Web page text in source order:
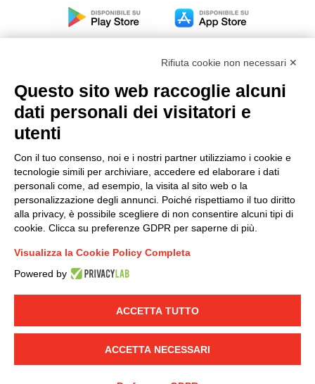
Connettiti con noi
FACEBOOK
/ LINKEDIN
TWITTER
© 2019 - DKC EuropePrivacy-Cookies-Modifica preferenze
Cookie - Yourbiz
Modello organizzativo, gestione e controllo – D. lgs.
Condizioni generali di vendita DKC Europe
Condizioni generali di vendita DKC Power Solutions
Condizioni generali di acquisto
Codice etico
Rifiuta cookie non necessari ✕
Questo sito web raccoglie alcuni
dati personali dei visitatori e
utenti
Con il tuo consenso, noi e i nostri partner utilizziamo i cookie e
tecnologie simili per archiviare, accedere ed elaborare i dati
personali come, ad esempio, la visita al sito web o la
personalizzazione degli annunci. Poiché rispettiamo il tuo diritto
alla privacy, è possibile scegliere di non consentire alcuni tipi di
cookie. Clicca su preferenze GDPR per saperne di più.
Visualizza la Cookie Policy Completa
Powered by
ACCETTA TUTTO
ACCETTA NECESSARI